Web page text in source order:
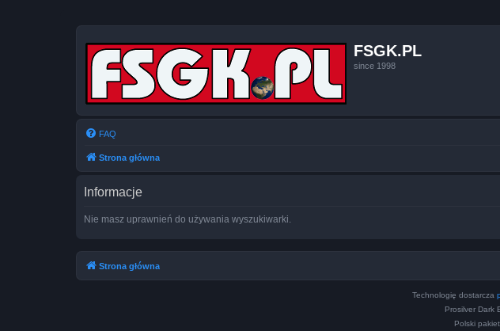
FSGK.PL
since 1998
FAQ
Strona główna
Informacje
Nie masz uprawnień do używania wyszukiwarki.
Strona główna
Technologię dostarcza
Prosilver Dark
Polski